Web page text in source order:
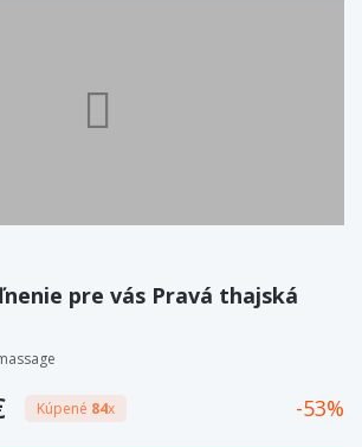
pre vás Pravá thajská
Kúpené 84x 53